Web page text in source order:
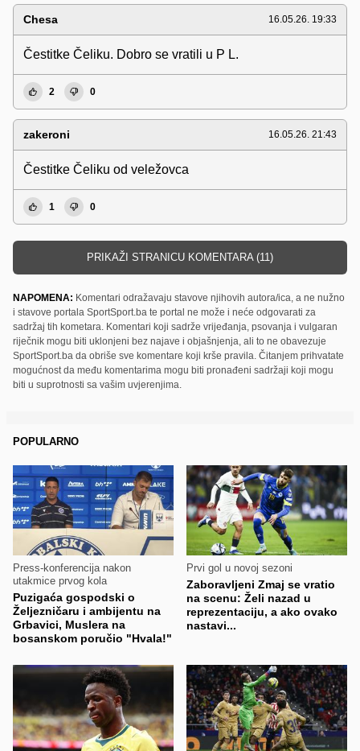
Chesa 16.05.26. 19:33
Čestitke Čeliku. Dobro se vratili u P L.
2 0
zakeroni 16.05.26. 21:43
Čestitke Čeliku od veležovca
1 0
PRIKAŽI STRANICU KOMENTARA (11)
NAPOMENA: Komentari odražavaju stavove njihovih autora/ica, a ne nužno
i stavove portala SportSport.ba te portal ne može i neće odgovarati za
sadržaj tih kometara. Komentari koji sadrže vrijeđanja, psovanja i vulgaran
riječnik mogu biti uklonjeni bez najave i objašnjenja, ali to ne obavezuje
SportSport.ba da obriše sve komentare koji krše pravila. Čitanjem prihvatate
mogućnost da među komentarima mogu biti pronađeni sadržaji koji mogu
biti u suprotnosti sa vašim uvjerenjima.
POPULARNO
Press-konferencija nakon
utakmice prvog kola
Puzigaća gospodski o
Željezničaru i ambijentu na
Grbavici, Muslera na
bosanskom poručio "Hvala!"
Prvi gol u novoj sezoni
Zaboravljeni Zmaj se vratio
na scenu: Želi nazad u
reprezentaciju, a ako ovako
nastavi...